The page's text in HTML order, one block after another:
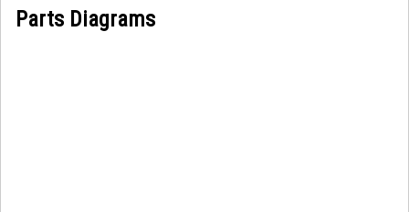
Parts Diagrams